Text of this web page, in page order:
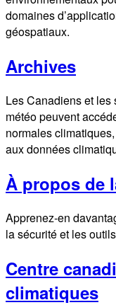
domaines
géospatiaux.
Archives
Les Canadiens et
météo peuvent
normales
aux données
À propos de
Apprenez-en
la sécurité et les
Centre
climatiques